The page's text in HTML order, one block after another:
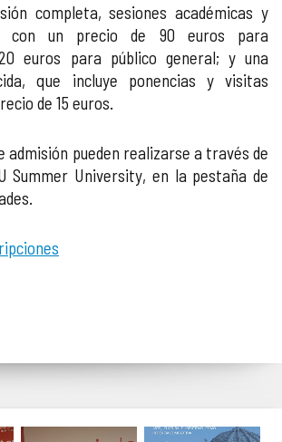
completa, sesiones académicas y
con un precio de 90 euros para
euros para público general; y una
que incluye ponencias y visitas
de 15 euros.
admisión pueden realizarse a través de
Summer University, en la pestaña de